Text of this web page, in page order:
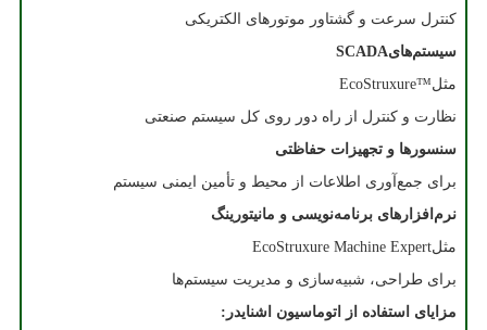
کنترل سرعت و گشتاور موتورهای الکتریکی
سیستم‌هایSCADA
مثلEcoStruxure™
نظارت و کنترل از راه دور روی کل سیستم صنعتی
سنسورها و تجهیزات حفاظتی
برای جمع‌آوری اطلاعات از محیط و تأمین ایمنی سیستم
نرم‌افزارهای برنامه‌نویسی و مانیتورینگ
مثلEcoStruxure Machine Expert
برای طراحی، شبیه‌سازی و مدیریت سیستم‌ها
مزایای استفاده از اتوماسیون اشنایدر :